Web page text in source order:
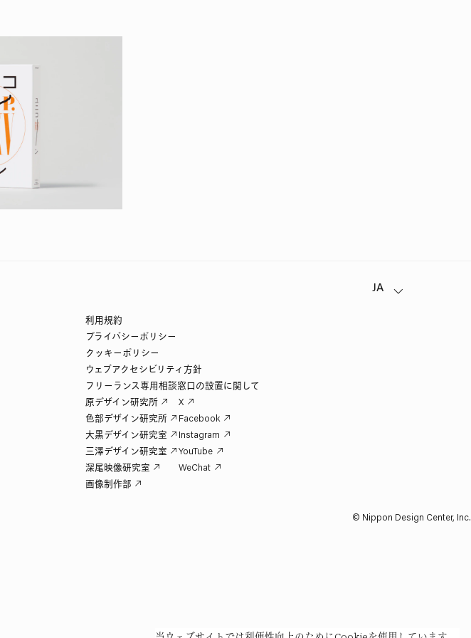
利用規約
プライバシーポリシー
クッキーポリシー
ウェブアクセシビリティ方針
フリーランス専用相談窓口の設置に関して
原デザイン研究所
色部デザイン研究所
大黒デザイン研究室
三澤デザイン研究室
深尾映像研究室
画像制作部
X
Facebook
Instagram
YouTube
WeChat
© Nippon Design Center, Inc.